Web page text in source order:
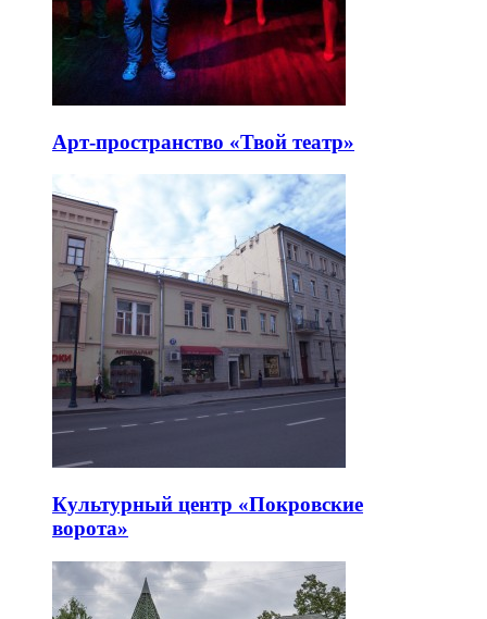
Арт-пространство «Твой театр»
Культурный центр «Покровские
ворота»